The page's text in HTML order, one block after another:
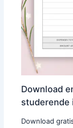
Download
studerende
Download